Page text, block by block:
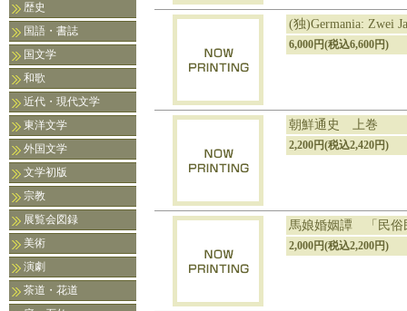
歴史
国語・書誌
国文学
和歌
近代・現代文学
東洋文学
外国文学
文学初版
宗教
展覧会図録
美術
演劇
茶道・花道
(独)Germania: Zwei
6,000円(税込6,600円)
朝鮮通史 上巻
2,200円(税込2,420円)
馬娘婚姻譚 「民俗
2,000円(税込2,200円)